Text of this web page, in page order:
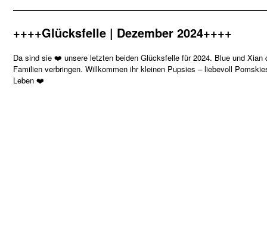
++++Glücksfelle | Dezember 2024++++
Da sind sie ❤️ unsere letzten beiden Glücksfelle für 2024. Blue und Xian
Familien verbringen. Willkommen ihr kleinen Pupsies – liebevoll
Leben ❤️